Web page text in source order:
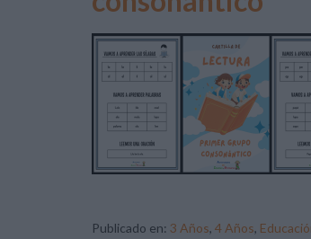
Publicado en: 3 Años, 4 Años,